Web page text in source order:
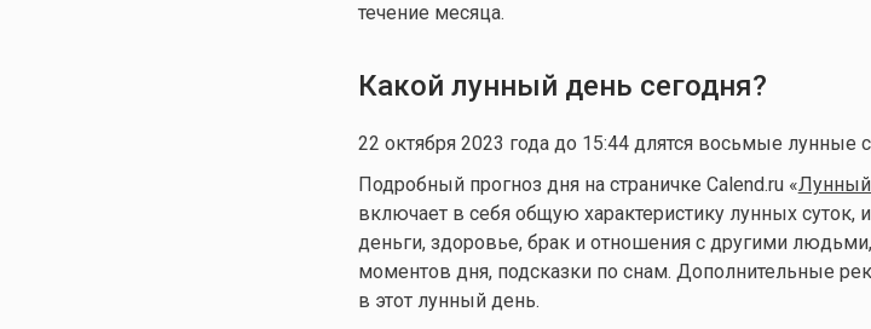
течение месяца.
Какой лунный день сегодня?
22 октября 2023 года до 15:44 длятся восьмые лунные
Подробный прогноз дня на страничке Calend.ru «Лунный
включает в себя общую характеристику лунных суток,
деньги, здоровье, брак и отношения с другими
моментов дня, подсказки по снам. Дополнительные
в этот лунный день.